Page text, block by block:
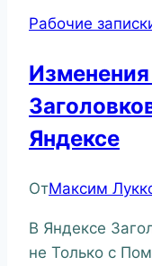
Рабочие
Яндексе
ОтМаксим
В Яндексе
не Только с